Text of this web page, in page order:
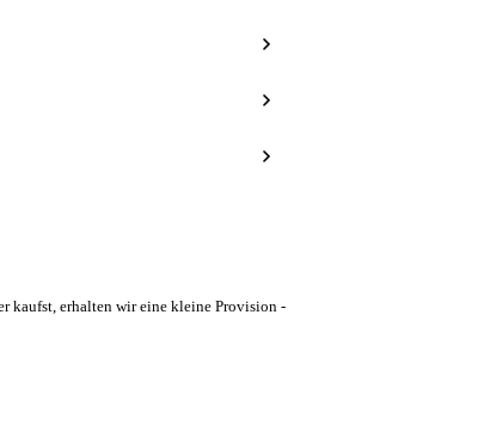
kaufst, erhalten wir eine kleine Provision -